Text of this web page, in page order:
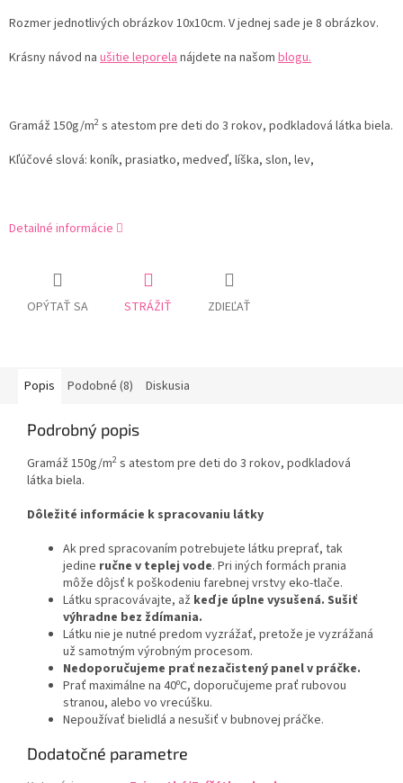
Rozmer jednotlivých obrázkov 10x10cm. V jednej sade je 8 obrázkov.
Krásny návod na ušitie leporelanájdete na našom blogu.
Gramáž 150g/m2 s atestom pre deti do 3 rokov, podkladová látka biela.
Kľúčové slová: koník, prasiatko, medveď, líška, slon, lev,
Detailné informácie
OPÝTAŤ SA STRÁŽIŤ ZDIEĽAŤ
Popis Podobné (8) Diskusia
Podrobný popis
Gramáž 150g/m2 s atestom pre deti do 3 rokov, podkladová
látka biela.
Dôležité informácie k spracovaniu látky
Ak pred spracovaním potrebujete látku preprať, tak
jedine ručne v teplej vode. Pri iných formách prania
môže dôjsť k poškodeniu farebnej vrstvy eko-tlače.
Látku spracovávajte, až keď je úplne vysušená. Sušiť
výhradne bez ždímania.
Látku nie je nutné predom vyzrážať, pretože je vyzrážaná
už samotným výrobným procesom.
Nedoporučujeme prať nezačistený panel v práčke.
Prať maximálne na 40ºC, doporučujeme prať rubovou
stranou, alebo vo vrecúšku.
Nepoužívať bielidlá a nesušiť v bubnovej práčke.
Dodatočné parametre